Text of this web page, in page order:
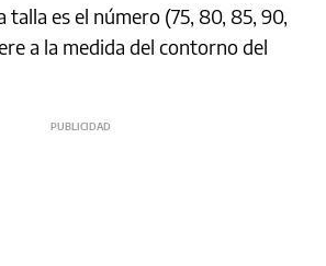
talla es el número (75, 80, 85, 90,
a la medida del contorno del